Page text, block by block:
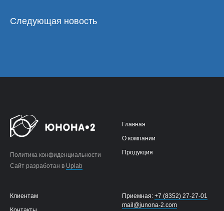
Следующая новость
Политика конфиденциальности
Сайт разработан в Uplab
Главная
О компании
Продукция
Клиентам
Приемная: +7 (8352) 27-27-01
mail@junona-2.com